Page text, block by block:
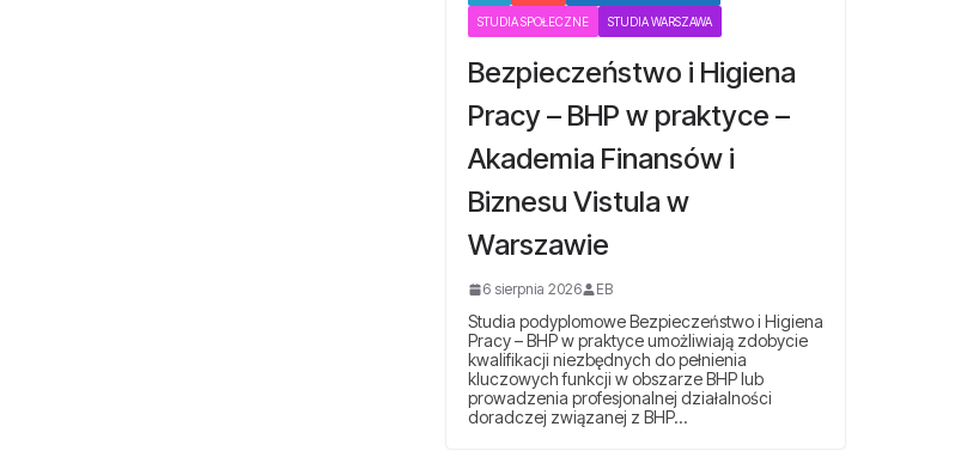
STUDIA SPOŁECZNE STUDIA WARSZAWA
Bezpieczeństwo i Higiena
Pracy – BHP w praktyce –
Akademia Finansów i
Biznesu Vistula w
Warszawie
6 sierpnia 2026 EB
Studia podyplomowe Bezpieczeństwo i Higiena
Pracy – BHP w praktyce umożliwiają zdobycie
kwalifikacji niezbędnych do pełnienia
kluczowych funkcji w obszarze BHP lub
prowadzenia profesjonalnej działalności
doradczej związanej z BHP…